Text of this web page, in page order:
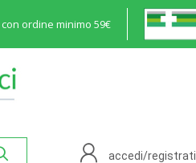
con ordine minimo 59€
accedi/registrati